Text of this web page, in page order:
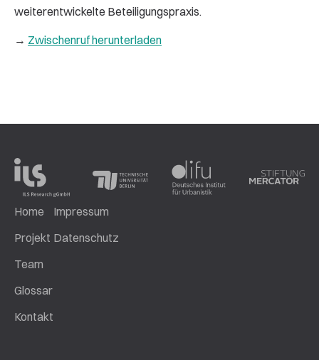
weiterentwickelte Beteiligungspraxis.
→ Zwischenruf herunterladen
Home
Projekt
Team
Glossar
Kontakt
Impressum
Datenschutz